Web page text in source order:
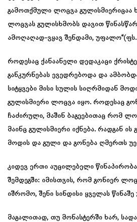
გამოთქმული ლოცვა გულისმიერიცაა
ლოცვას გულისხმობს დავით
ამოღაღად-ვყავ შენდამი, უფალო“(ფს.
როდესაც ქანაანელი დედაკაცი
განკურნებას ევედრებოდა და
სიტყვები მისი სულის სიღრმიდან
გულისმიერი ლოცვა იყო. როდესაც
ჩაძირული, მაშინ ბაგეებითაც რომ
მაინც გულისმიერი იქნება. რადგან
მოდის და გული და გონება ღმერთს
კიდევ ერთი აუცილებელი
შემდეგში: იმისთვის, რომ გონიერ
იშრომო, შენი სინდისი ყველას წინაშე
მაგალითად, თუ მონასტერში ხარ,